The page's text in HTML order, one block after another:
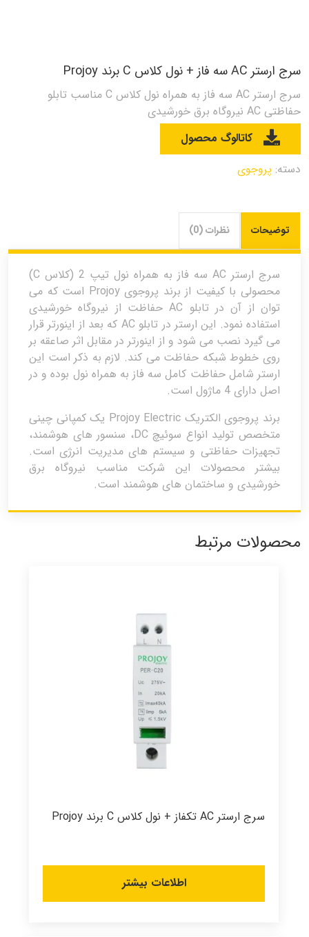
سرج ارستر AC سه فاز + نول کلاس C برند Projoy
سرج ارستر AC سه فاز به همراه نول کلاس C مناسب تابلو
حفاظتی AC نیروگاه برق خورشیدی
کاتالوگ محصول
دسته: پروجوی
توضیحات نظرات (0)
سرج ارستر AC سه فاز به همراه نول تیپ 2 (کلاس C)
محصولی با کیفیت از برند پروجوی Projoy است که می
توان از آن در تابلو AC حفاظت از نیروگاه خورشیدی
استفاده نمود. این ارستر در تابلو AC که بعد از اینورتر قرار
می گیرد نصب می شود و از اینورتر در مقابل اثر صاعقه بر
روی خطوط شبکه حفاظت می کند. لازم به ذکر است این
ارستر شامل حفاظت کامل سه فاز به همراه نول بوده و در
اصل دارای 4 ماژول است.
برند پروجوی الکتریک Projoy Electric یک کمپانی چینی
متخصص تولید انواع سوئیچ DC، سنسور های هوشمند،
تجهیزات حفاظتی و سیستم های مدیریت انرژی است.
بیشتر محصولات این شرکت مناسب نیروگاه برق
خورشیدی و ساختمان های هوشمند است.
محصولات مرتبط
سرج ارستر AC تکفاز + نول کلاس C برند Projoy
اطلاعات بیشتر